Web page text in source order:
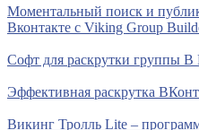
Моментальный поиск и
Вконтакте с Viking Group
Софт для раскрутки группы В
Эффективная раскрутка
Викинг Тролль Lite –